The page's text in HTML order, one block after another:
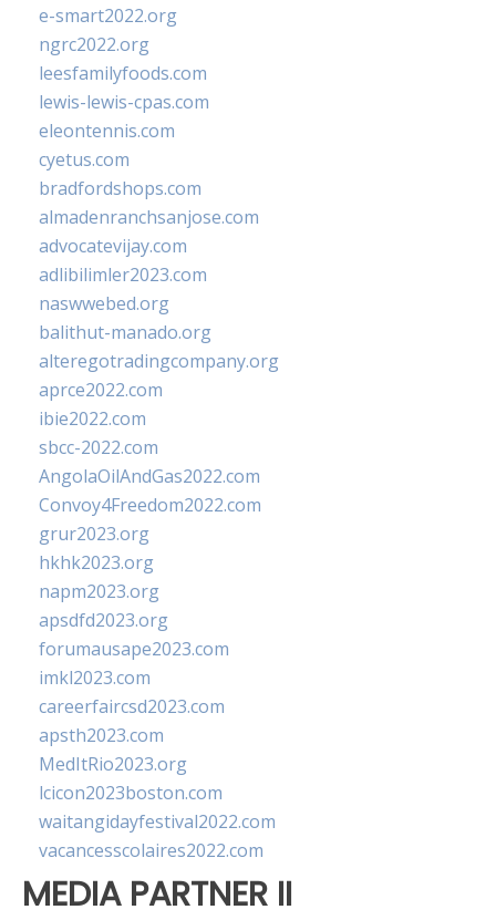
e-smart2022.org
ngrc2022.org
leesfamilyfoods.com
lewis-lewis-cpas.com
eleontennis.com
cyetus.com
bradfordshops.com
almadenranchsanjose.com
advocatevijay.com
adlibilimler2023.com
naswwebed.org
balithut-manado.org
alteregotradingcompany.org
aprce2022.com
ibie2022.com
sbcc-2022.com
AngolaOilAndGas2022.com
Convoy4Freedom2022.com
grur2023.org
hkhk2023.org
napm2023.org
apsdfd2023.org
forumausape2023.com
imkl2023.com
careerfaircsd2023.com
apsth2023.com
MedItRio2023.org
lcicon2023boston.com
waitangidayfestival2022.com
vacancesscolaires2022.com
MEDIA PARTNER II